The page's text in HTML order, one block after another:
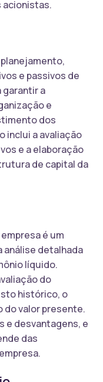
acionistas.
e passivos de
garantir a
e
dos
inclui a avaliação
e a elaboração
de capital da
é um
análise detalhada
líquido.
do
histórico, o
do valor presente.
e desvantagens, e
das